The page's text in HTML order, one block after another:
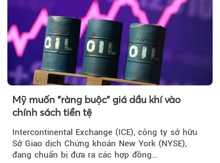
Mỹ muốn "ràng buộc" giá dầu khí vào
chính sách tiền tệ
Intercontinental Exchange (ICE), công ty sở hữu
Sở Giao dịch Chứng khoán New York (NYSE),
đang chuẩn bị đưa ra các hợp đồng…